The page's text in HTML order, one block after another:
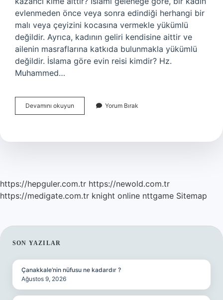
evlenmeden önce veya sonra edindiği herhangi bir
malı veya çeyizini kocasına vermekle yükümlü
değildir. Ayrıca, kadının geliri kendisine aittir ve
ailenin masraflarına katkıda bulunmakla yükümlü
değildir. İslama göre evin reisi kimdir? Hz.
Muhammed…
Devamını okuyun
Evin
Aittir
Yorum Bırak
https://hepguler.com.tr https://newold.com.tr
https://medigate.com.tr knight online nttgame Sitemap
SIDEBAR
SON YAZILAR
Çanakkale’nin nüfusu ne kadardır ?
Ağustos 9, 2026